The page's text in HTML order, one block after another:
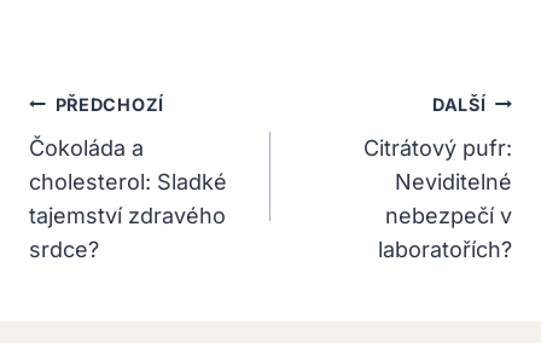
Navigace
Pro
Příspěvek
PŘEDCHOZÍ
Čokoláda a
cholesterol: Sladké
tajemství zdravého
srdce?
DALŠÍ
Citrátový pufr:
Neviditelné
nebezpečí v
laboratořích?